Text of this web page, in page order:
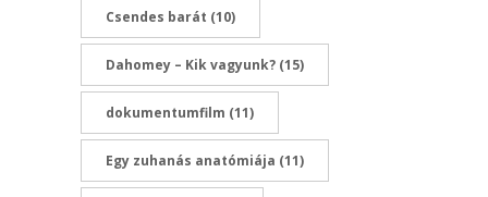
Csendes barát (10)
Dahomey – Kik vagyunk? (15)
dokumentumfilm (11)
Egy zuhanás anatómiája (11)